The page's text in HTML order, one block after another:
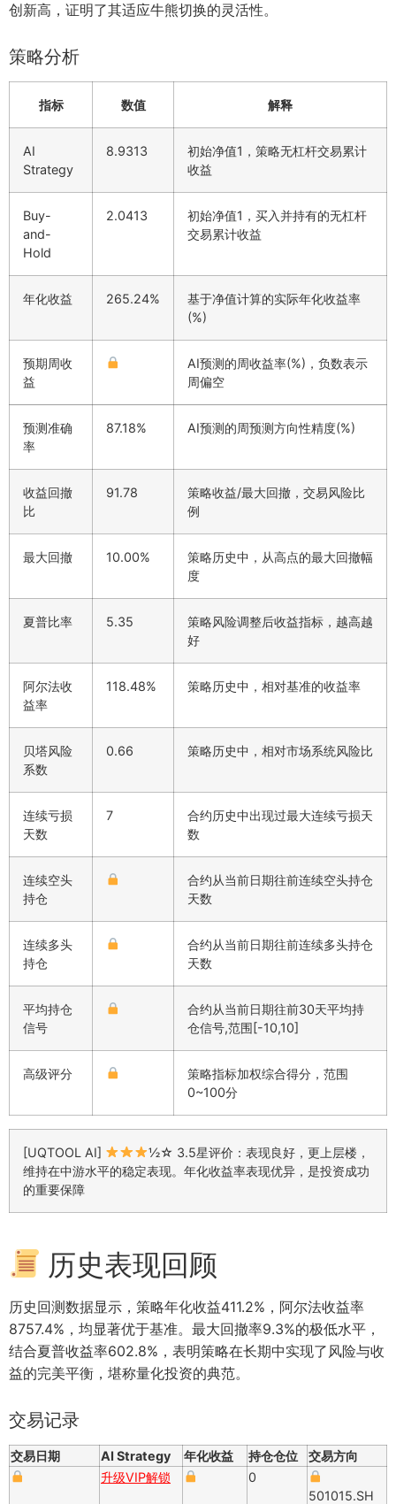
创新高，证明了其适应牛熊切换的灵活性。
策略分析
指标 数值 解释
AI
Strategy
8.9313
初始净值1，策略无杠杆交易累计
收益
Buy-
and-
Hold
2.0413
初始净值1，买入并持有的无杠杆
交易累计收益
年化收益 265.24%
基于净值计算的实际年化收益率
(%)
预期周收
益
AI预测的周收益率(%)，负数表示
周偏空
预测准确
率
87.18% AI预测的周预测方向性精度(%)
收益回撤
比
91.78
策略收益/最大回撤，交易风险比
例
最大回撤 10.00%
策略历史中，从高点的最大回撤幅
度
夏普比率 5.35
策略风险调整后收益指标，越高越
好
阿尔法收
益率
118.48% 策略历史中，相对基准的收益率
贝塔风险
系数
0.66 策略历史中，相对市场系统风险比
连续亏损
天数
7
合约历史中出现过最大连续亏损天
数
连续空头
持仓
合约从当前日期往前连续空头持仓
天数
连续多头
持仓
合约从当前日期往前连续多头持仓
天数
平均持仓
信号
合约从当前日期往前30天平均持
仓信号,范围[-10,10]
高级评分
策略指标加权综合得分，范围
0~100分
[UQTOOL AI]
½☆ 3.5星评价：表现良好，更上层楼，
维持在中游水平的稳定表现。年化收益率表现优异，是投资成功
的重要保障
历史表现回顾
历史回测数据显示，策略年化收益411.2%，阿尔法收益率
8757.4%，均显著优于基准。最大回撤率9.3%的极低水平，
结合夏普收益率602.8%，表明策略在长期中实现了风险与收
益的完美平衡，堪称量化投资的典范。
交易记录
交易日期 AI Strategy 年化收益 持仓仓位
交易方向
升级VIP解锁
0
501015.SH